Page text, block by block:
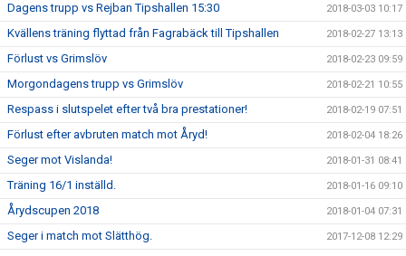
Dagens trupp vs Rejban Tipshallen 15:30 2018-03-03 10:17
Kvällens träning flyttad från Fagrabäck till Tipshallen 2018-02-27 13:13
Förlust vs Grimslöv 2018-02-23 09:59
Morgondagens trupp vs Grimslöv 2018-02-21 10:55
Respass i slutspelet efter två bra prestationer! 2018-02-19 07:51
Förlust efter avbruten match mot Åryd! 2018-02-04 18:26
Seger mot Vislanda! 2018-01-31 08:41
Träning 16/1 inställd. 2018-01-16 09:10
Årydscupen 2018 2018-01-04 07:31
Seger i match mot Slätthög. 2017-12-08 12:29